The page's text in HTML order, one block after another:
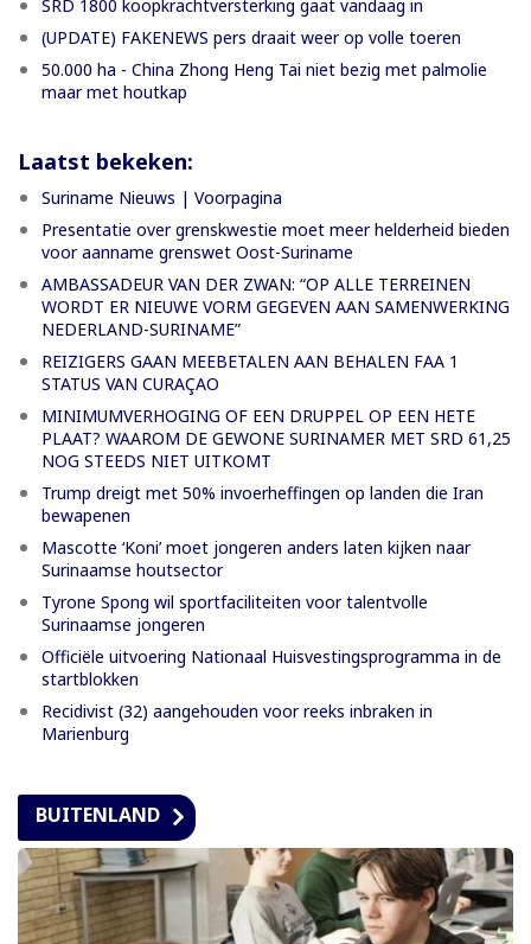
SRD 1800 koopkrachtversterking gaat vandaag in
(UPDATE) FAKENEWS pers draait weer op volle toeren
50.000 ha - China Zhong Heng Tai niet bezig met palmolie
maar met houtkap
Laatst bekeken:
Suriname Nieuws | Voorpagina
Presentatie over grenskwestie moet meer helderheid bieden
voor aanname grenswet Oost-Suriname
AMBASSADEUR VAN DER ZWAN: “OP ALLE TERREINEN
WORDT ER NIEUWE VORM GEGEVEN AAN SAMENWERKING
NEDERLAND-SURINAME”
REIZIGERS GAAN MEEBETALEN AAN BEHALEN FAA 1
STATUS VAN CURAÇAO
MINIMUMVERHOGING OF EEN DRUPPEL OP EEN HETE
PLAAT? WAAROM DE GEWONE SURINAMER MET SRD 61,25
NOG STEEDS NIET UITKOMT
Trump dreigt met 50% invoerheffingen op landen die Iran
bewapenen
Mascotte ‘Koni’ moet jongeren anders laten kijken naar
Surinaamse houtsector
Tyrone Spong wil sportfaciliteiten voor talentvolle
Surinaamse jongeren
Officiële uitvoering Nationaal Huisvestingsprogramma in de
startblokken
Recidivist (32) aangehouden voor reeks inbraken in
Marienburg
BUITENLAND